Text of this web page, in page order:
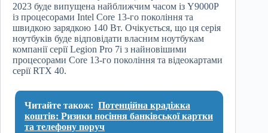
2023 буде випущена найближчим часом із Y9000P
із процесорами Intel Core 13-го покоління та
швидкою зарядкою 140 Вт. Очікується, що ця серія
ноутбуків буде відповідати власним ноутбукам
компанії серії Legion Pro 7i з найновішими
процесорами Core 13-го покоління та відеокартами
серії RTX 40.
Читайте також: Потенційна крадіжка
коштів: Ризики носіння банківської картки
та телефону поруч